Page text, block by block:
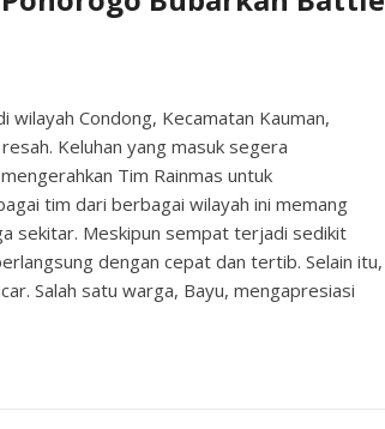
Condong, Kecamatan Kauman,
Keluhan yang masuk segera
Tim Rainmas untuk
tim dari berbagai wilayah ini memang
sekitar. Meskipun sempat terjadi sedikit
dengan cepat dan tertib. Selain itu,
Salah satu warga, Bayu, mengapresiasi